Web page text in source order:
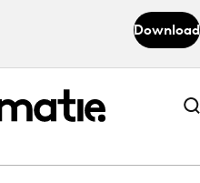
Download
Abonneer nu
Abonneer nu